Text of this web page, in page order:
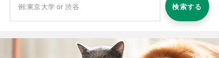
検索する